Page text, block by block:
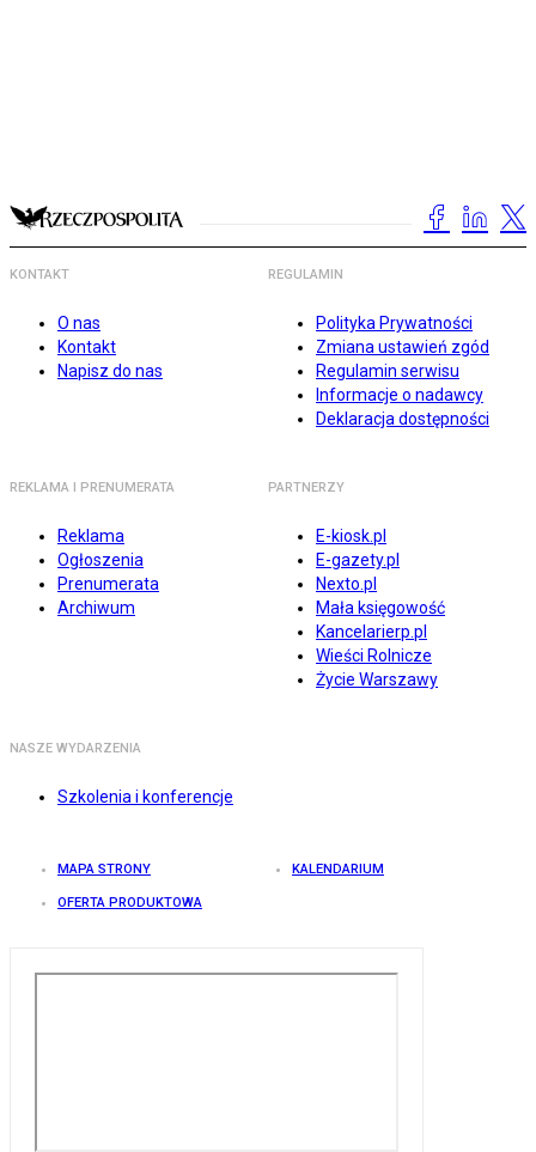
KONTAKT
O nas
Kontakt
Napisz do nas
REGULAMIN
Polityka Prywatności
Zmiana ustawień zgód
Regulamin serwisu
Informacje o nadawcy
Deklaracja dostępności
REKLAMA I PRENUMERATA
Reklama
Ogłoszenia
Prenumerata
Archiwum
PARTNERZY
E-kiosk.pl
E-gazety.pl
Nexto.pl
Mała księgowość
Kancelarierp.pl
Wieści Rolnicze
Życie Warszawy
NASZE WYDARZENIA
Szkolenia i konferencje
MAPA STRONY KALENDARIUM
OFERTA PRODUKTOWA